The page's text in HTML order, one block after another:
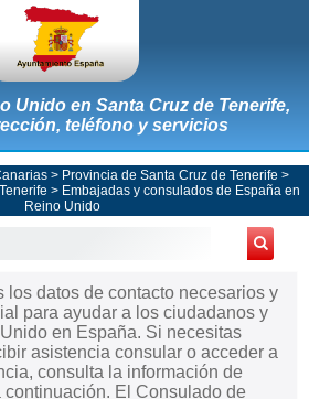
Unido en Santa Cruz de Tenerife,
teléfono y servicios
> Provincia de Santa Cruz de Tenerife >
> Embajadas y consulados de España en
Reino Unido
los datos de contacto necesarios y
para ayudar a los ciudadanos y
en España. Si necesitas
asistencia consular o acceder a
consulta la información de
continuación. El Consulado de